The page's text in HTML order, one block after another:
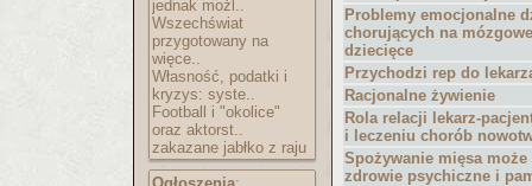
jednak możl..
Wszechświat
przygotowany na
więce..
Własność, podatki i
kryzys: syste..
Football i "okolice"
oraz aktorst..
zakazane jabłko z raju
Problemy emocjonalne
chorujących na
dziecięce
Przychodzi rep do
Racjonalne żywienie
Rola relacji lekarz-
i leczeniu chorób
Spożywanie mięsa
zdrowie psychiczne i